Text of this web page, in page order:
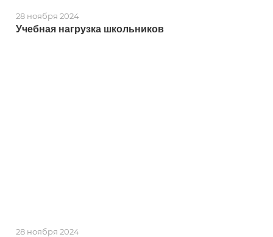
Учебная нагрузка школьников
28 ноября 2024
28 ноября 2024